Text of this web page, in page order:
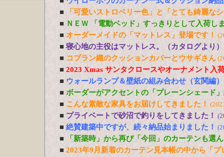
■
「可愛いストロベリー色」と「とても綺麗な
■ ＮＥＷ 「電動ベッド」すっきりとして入荷し
■ オーダーメイドの「マットレス」登場です！
■ 寝心地の主役はマットレス。（カタログより）
■ コブラン織のクッションカバーとウサギさん
■ 2023 Xmas サンタクロースやオーナメント入
■ ウォールランプ＆壁紙の組み合わせ（玄関編）
■ ボーダーがアクセントの「プレーンシェード
■ こんな素敵な家具をお届けしてきました！
■ プライベートで砂沼で釣りをしてきました！
■ 絶賛建築中ですが、続々納品始まりました！
■
「新築時」から再び「今回」のカーテンも選
■ 2023年9月新着のカーテン見本帳の中から「